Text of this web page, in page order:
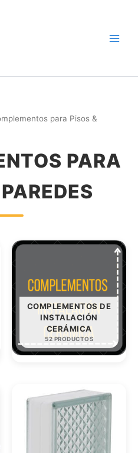
para Pisos &
PARA
COMPLEMENTOS DE
INSTALACIÓN
CERÁMICA
52 PRODUCTOS